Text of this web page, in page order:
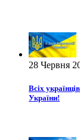
28 Червня
Всіх
України!